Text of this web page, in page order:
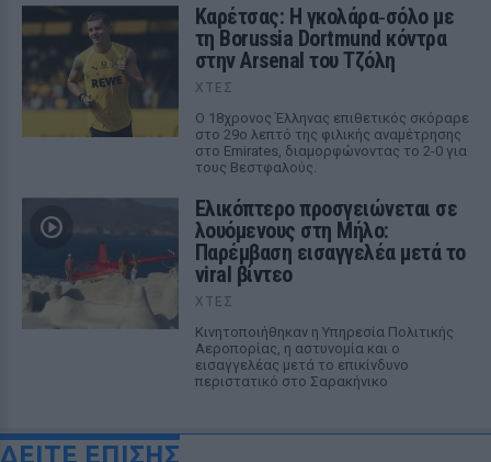
Καρέτσας: Η γκολάρα‑σόλο με
τη Borussia Dortmund κόντρα
στην Arsenal του Τζόλη
ΧΤΕΣ
Ο 18χρονος Έλληνας επιθετικός σκόραρε
στο 29ο λεπτό της φιλικής αναμέτρησης
στο Emirates, διαμορφώνοντας το 2-0 για
τους Βεστφαλούς.
Ελικόπτερο προσγειώνεται σε
λουόμενους στη Μήλο:
Παρέμβαση εισαγγελέα μετά το
viral βίντεο
ΧΤΕΣ
Κινητοποιήθηκαν η Υπηρεσία Πολιτικής
Αεροπορίας, η αστυνομία και ο
εισαγγελέας μετά το επικίνδυνο
περιστατικό στο Σαρακήνικο
ΔΕΙΤΕ ΕΠΙΣΗΣ